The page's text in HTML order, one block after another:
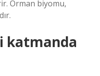
Orman biyomu,
katmanda